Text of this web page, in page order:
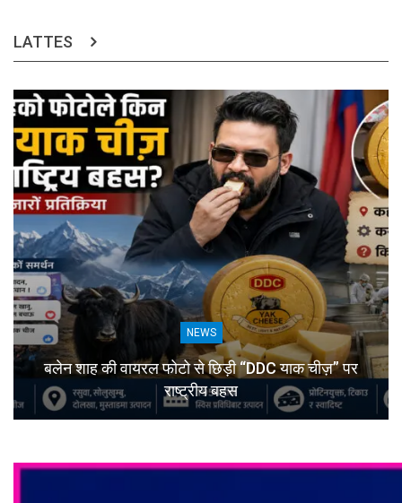
LATTES
NEWS
बलेन शाह की वायरल फोटो से छिड़ी “DDC याक चीज़” पर
राष्ट्रीय बहस